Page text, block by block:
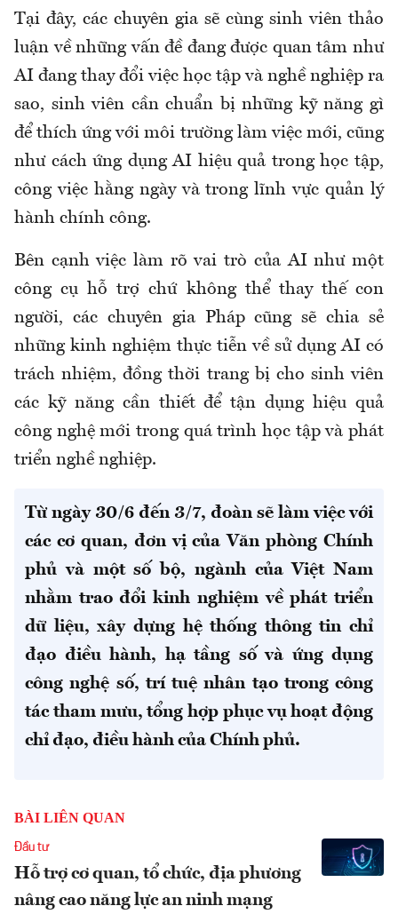
Tại đây, các chuyên gia sẽ cùng sinh viên thảo
luận về những vấn đề đang được quan tâm như
AI đang thay đổi việc học tập và nghề nghiệp ra
sao, sinh viên cần chuẩn bị những kỹ năng gì
để thích ứng với môi trường làm việc mới, cũng
như cách ứng dụng AI hiệu quả trong học tập,
công việc hằng ngày và trong lĩnh vực quản lý
hành chính công.
Bên cạnh việc làm rõ vai trò của AI như một
công cụ hỗ trợ chứ không thể thay thế con
người, các chuyên gia Pháp cũng sẽ chia sẻ
những kinh nghiệm thực tiễn về sử dụng AI có
trách nhiệm, đồng thời trang bị cho sinh viên
các kỹ năng cần thiết để tận dụng hiệu quả
công nghệ mới trong quá trình học tập và phát
triển nghề nghiệp.
Từ ngày 30/6 đến 3/7, đoàn sẽ làm việc với
các cơ quan, đơn vị của Văn phòng Chính
phủ và một số bộ, ngành của Việt Nam
nhằm trao đổi kinh nghiệm về phát triển
dữ liệu, xây dựng hệ thống thông tin chỉ
đạo điều hành, hạ tầng số và ứng dụng
công nghệ số, trí tuệ nhân tạo trong công
tác tham mưu, tổng hợp phục vụ hoạt động
chỉ đạo, điều hành của Chính phủ.
BÀI LIÊN QUAN
Đầu tư
Hỗ trợ cơ quan, tổ chức, địa phương
nâng cao năng lực an ninh mạng